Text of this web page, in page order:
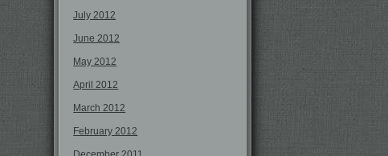
July 2012
June 2012
May 2012
April 2012
March 2012
February 2012